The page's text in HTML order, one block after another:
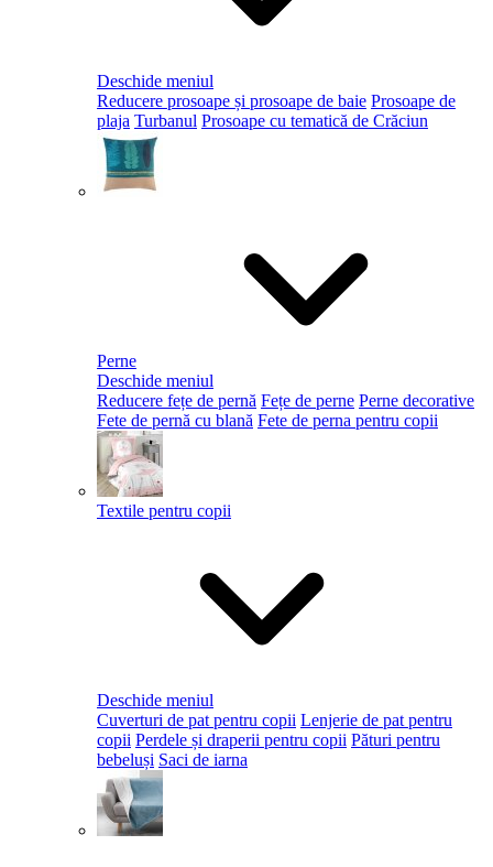
Deschide meniul
Reducere prosoape și prosoape de baie Prosoape de
plaja Turbanul Prosoape cu tematică de Crăciun
Perne
Deschide meniul
Reducere fețe de pernă Fețe de perne Perne decorative
Fete de pernă cu blană Fete de perna pentru copii
Textile pentru copii
Deschide meniul
Cuverturi de pat pentru copii Lenjerie de pat pentru
copii Perdele și draperii pentru copii Pături pentru
bebeluși Saci de iarna